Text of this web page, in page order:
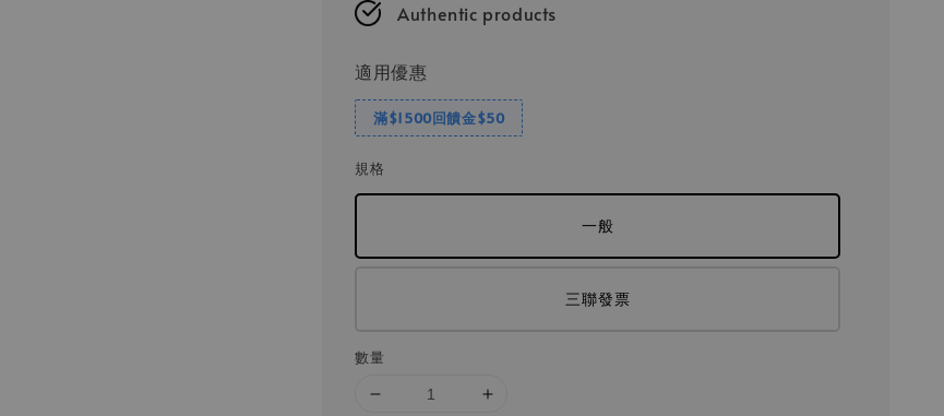
Authentic products
適用優惠
滿$1500回饋金$50
規格
一般
三聯發票
數量